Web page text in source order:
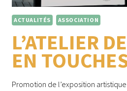
ACTUALITÉS ASSOCIATION
L’ATELIER
EN
Promotion de l’exposition artistique